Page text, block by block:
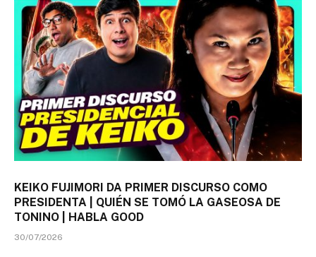
KEIKO FUJIMORI DA PRIMER DISCURSO COMO
PRESIDENTA | QUIÉN SE TOMÓ LA GASEOSA DE
TONINO | HABLA GOOD
30/07/2026